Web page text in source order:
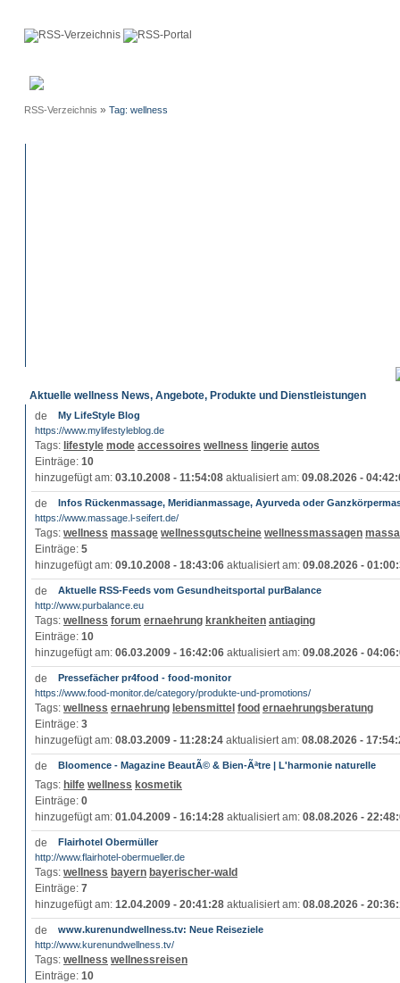
RSS-Verzeichnis » Tag: wellness
Aktuelle wellness News, Angebote, Produkte und Dienstleistungen
My LifeStyle Blog
https://www.mylifestyleblog.de
Tags: lifestyle mode accessoires wellness lingerie autos
Einträge: 10
hinzugefügt am: 03.10.2008 - 11:54:08 aktualisiert am: 09.08.2026 -
Infos Rückenmassage, Meridianmassage, Ayurveda oder
https://www.massage.l-seifert.de/
Tags: wellness massage wellnessgutscheine wellnessmassagen
Einträge: 5
hinzugefügt am: 09.10.2008 - 18:43:06 aktualisiert am: 09.08.2026 -
Aktuelle RSS-Feeds vom Gesundheitsportal purBalance
http://www.purbalance.eu
Tags: wellness forum ernaehrung krankheiten antiaging
Einträge: 10
hinzugefügt am: 06.03.2009 - 16:42:06 aktualisiert am: 09.08.2026 -
Pressefächer pr4food - food-monitor
https://www.food-monitor.de/category/produkte-und-promotions/
Tags: wellness ernaehrung lebensmittel food ernaehrungsberatung
Einträge: 3
hinzugefügt am: 08.03.2009 - 11:28:24 aktualisiert am: 08.08.2026 -
Bloomence - Magazine BeautÃ© & Bien-Ãªtre | L'harmonie naturelle
Tags: hilfe wellness kosmetik
Einträge: 0
hinzugefügt am: 01.04.2009 - 16:14:28 aktualisiert am: 08.08.2026 -
Flairhotel Obermüller
http://www.flairhotel-obermueller.de
Tags: wellness bayern bayerischer-wald
Einträge: 7
hinzugefügt am: 12.04.2009 - 20:41:28 aktualisiert am: 08.08.2026 -
www.kurenundwellness.tv: Neue Reiseziele
http://www.kurenundwellness.tv/
Tags: wellness wellnessreisen
Einträge: 10